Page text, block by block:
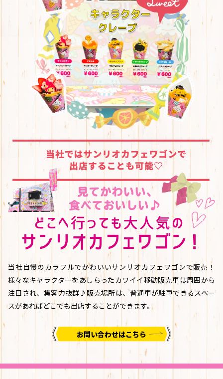
当社自慢のカラフルでかわいいサンリオカフェワゴンで販売！
様々なキャラクターをあしらったカワイイ移動販売車は周囲から
注目され、集客力抜群♪販売場所は、普通車が駐車できるスペー
スがあればどこでも出店することができます。
お問い合わせはこちら